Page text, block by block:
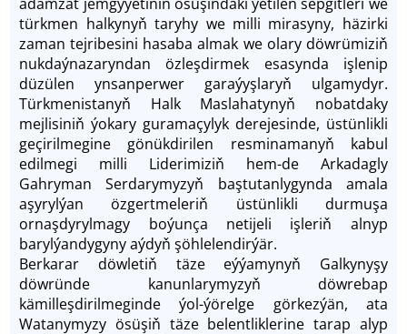
türkmen halkynyň taryhy we milli mirasyny, häzirki
zaman tejribesini hasaba almak we olary döwrümiziň
nukdaýnazaryndan özleşdirmek esasynda işlenip
düzülen ynsanperwer garaýyşlaryň ulgamydyr.
Türkmenistanyň Halk Maslahatynyň nobatdaky
mejlisiniň ýokary guramaçylyk derejesinde, üstünlikli
geçirilmegine gönükdirilen resminamanyň kabul
edilmegi milli Liderimiziň hem-de Arkadagly
Gahryman Serdarymyzyň baştutanlygynda amala
aşyrylýan özgertmeleriň üstünlikli durmuşa
ornaşdyrylmagy boýunça netijeli işleriň alnyp
barylýandygyny aýdyň şöhlelendirýär.
Berkarar döwletiň täze eýýamynyň Galkynyşy
döwründe kanunlarymyzyň döwrebap
kämilleşdirilmeginde ýol-ýörelge görkezýän, ata
Watanymyzy ösüşiň täze belentliklerine tarap alyp